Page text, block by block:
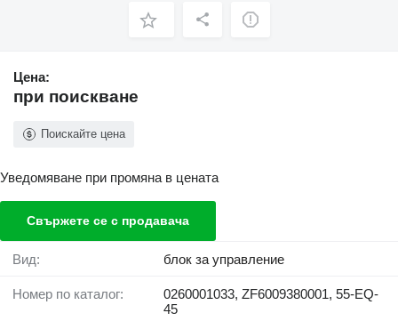
Цена:
при поискване
Поискайте цена
Уведомяване при промяна в цената
Свържете се с продавача
Вид: блок за управление
Номер по каталог:
0260001033, ZF6009380001, 55-EQ-
45